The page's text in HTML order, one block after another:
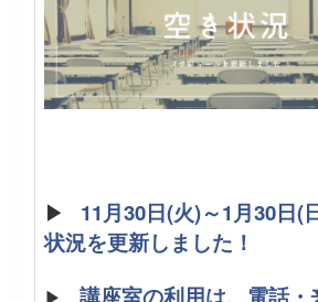
▶
11月30日(火)～1月30日(
状況を更新しました！
講座室の利用は、電話・